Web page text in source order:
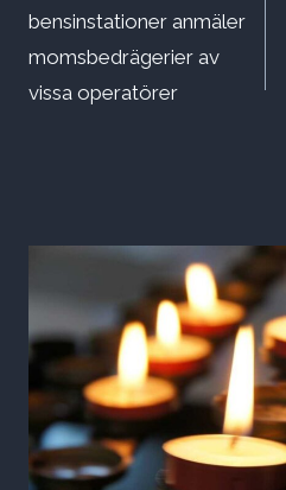
bensinstationer anmäler
momsbedrägerier av
vissa operatörer